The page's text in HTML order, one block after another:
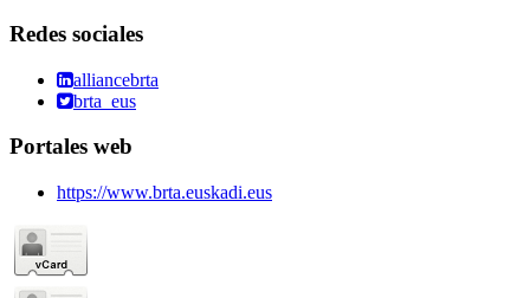
Redes sociales
alliancebrta
brta_eus
Portales web
https://www.brta.euskadi.eus